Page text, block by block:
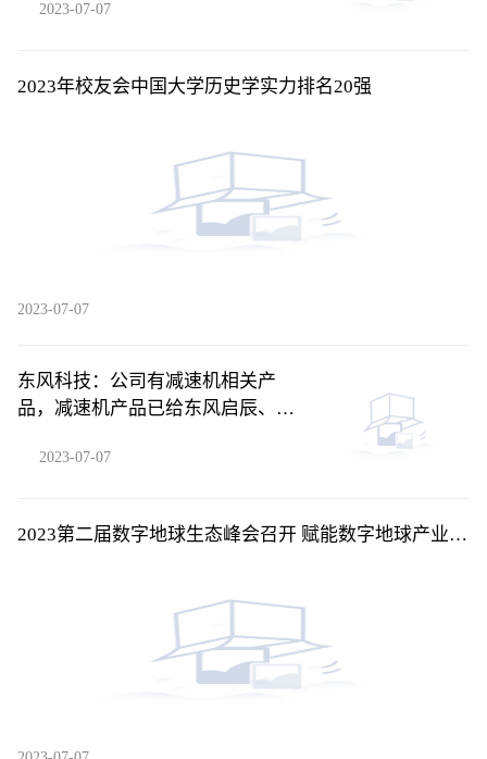
2023-07-07
2023年校友会中国大学历史学实力排名20强
2023-07-07
东风科技：公司有减速机相关产
品，减速机产品已给东风启辰、东
2023-07-07
2023第二届数字地球生态峰会召开 赋能数字地球产业发